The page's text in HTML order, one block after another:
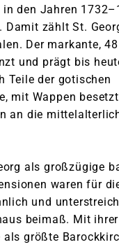
Halverde
Steinbeck
Westerkappeln
den Jahren
zählt St.
Der markante,
und prägt bis
Teile der gotischen
mit Wappen
an die
als großzügige
waren für
und
beimaß. Mit ihrer
größte